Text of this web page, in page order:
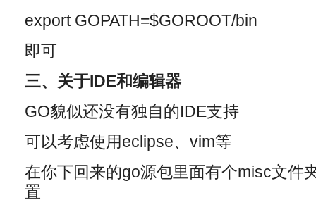
export GOPATH=$GOROOT/bin
即可
三、关于IDE和编辑器
GO貌似还没有独自的IDE支持
可以考虑使用eclipse、vim等
在你下回来的go源包里面有个misc文件
置